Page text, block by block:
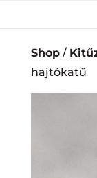
Shop/
hajtókatű